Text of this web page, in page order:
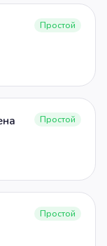
Простой
Простой
Простой